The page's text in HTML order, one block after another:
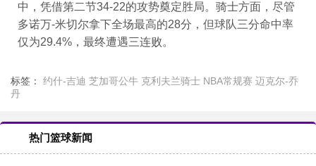
中，凭借第二节34-22的攻势奠定胜局。骑士方面，尽管
多诺万-米切尔拿下全场最高的28分，但球队三分命中率
仅为29.4%，最终遭遇三连败。
标签： 约什-吉迪 芝加哥公牛 克利夫兰骑士 NBA常规赛 迈克尔-乔
丹
热门篮球新闻